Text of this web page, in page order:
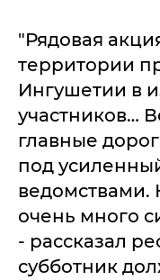
"Рядовая
территории
Ингушетии в
участников…
главные
под
ведомствами.
очень много
- рассказал
субботник